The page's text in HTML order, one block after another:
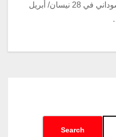
عربية عن مصدر عسكري سوداني في 28 نيسان/ أبريل
Search